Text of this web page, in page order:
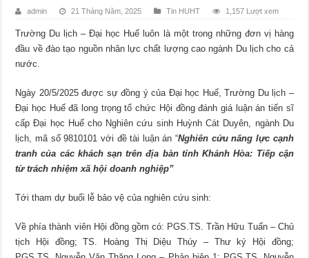
admin 21 Tháng Năm, 2025 Tin HUHT 1,157 Lượt xem
Trường Du lịch – Đại học Huế luôn là một trong những đơn vị hàng
đầu về đào tạo nguồn nhân lực chất lượng cao ngành Du lịch cho cả
nước.
Ngày 20/5/2025 được sự đồng ý của Đại học Huế, Trường Du lịch –
Đại học Huế đã long trọng tổ chức Hội đồng đánh giá luận án tiến sĩ
cấp Đại học Huế cho Nghiên cứu sinh Huỳnh Cát Duyên, ngành Du
lịch, mã số 9810101 với đề tài luận án “Nghiên cứu năng lực cạnh
tranh của các khách sạn trên địa bàn tỉnh Khánh Hòa: Tiếp cận
từ trách nhiệm xã hội doanh nghiệp”
Tới tham dự buổi lễ bảo vệ của nghiên cứu sinh:
Về phía thành viên Hội đồng gồm có: PGS.TS. Trần Hữu Tuấn – Chủ
tịch Hội đồng; TS. Hoàng Thị Diệu Thúy – Thư ký Hội đồng;